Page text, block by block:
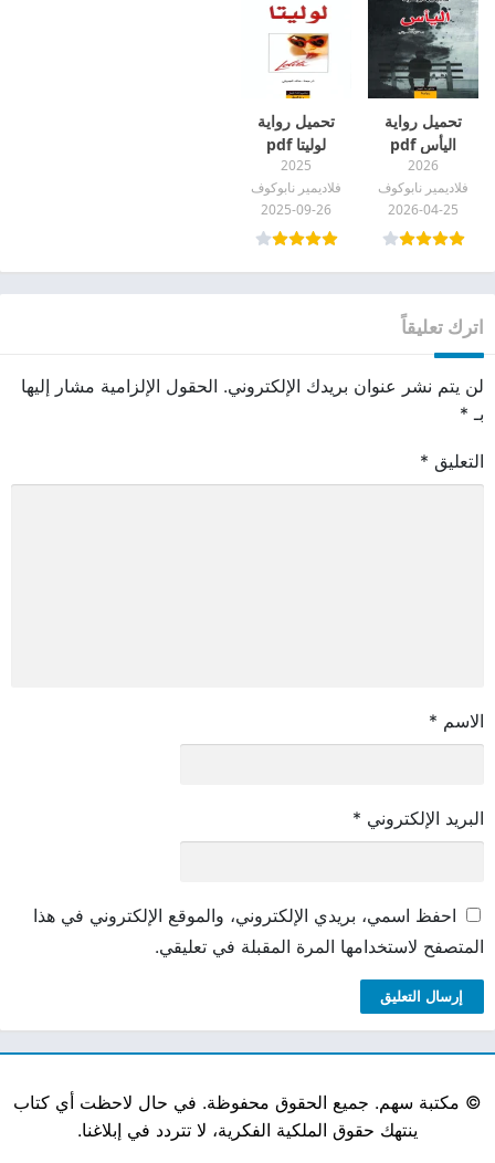
تحميل رواية
اليأس pdf
2026
فلاديمير نابوكوف
2026-04-25
تحميل رواية
لوليتا pdf
2025
فلاديمير نابوكوف
2025-09-26
اترك تعليقاً
لن يتم نشر عنوان بريدك الإلكتروني. الحقول الإلزامية مشار إليها
بـ *
التعليق *
الاسم *
البريد الإلكتروني *
احفظ اسمي، بريدي الإلكتروني، والموقع الإلكتروني في هذا
المتصفح لاستخدامها المرة المقبلة في تعليقي.
© مكتبة سهم. جميع الحقوق محفوظة. في حال لاحظت أي كتاب
ينتهك حقوق الملكية الفكرية، لا تتردد في إبلاغنا.